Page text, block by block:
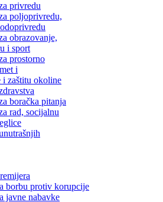
privredu
poljoprivredu,
obrazovanje,
i sport
prostorno
i
zaštitu okoline
boračka pitanja
rad, socijalnu
borbu protiv korupcije
javne nabavke